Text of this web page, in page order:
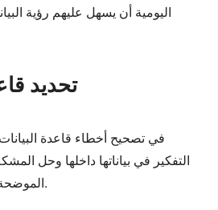
اليومية أن يسهل عليهم رؤية
2. تحديد
التفكير في بياناتها داخلها وحل
الموضحة في الرسم التخطيطي.